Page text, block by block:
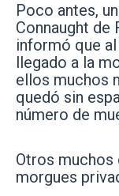
Poco antes,
Connaught de
informó que
llegado a la
ellos muchos
quedó sin
número de
Otros muchos
morgues